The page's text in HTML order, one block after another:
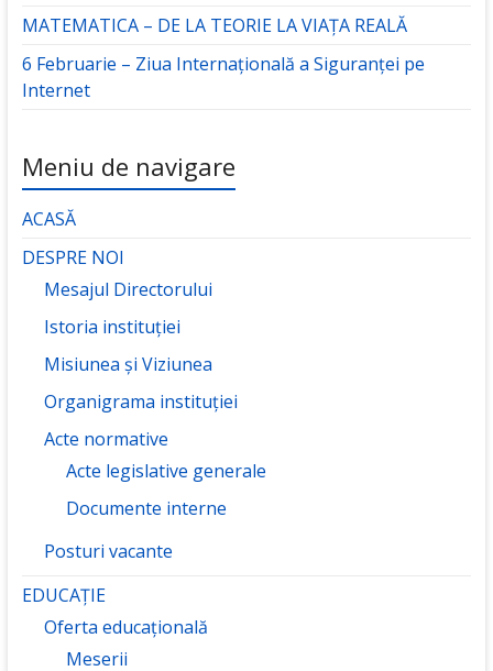
MATEMATICA – DE LA TEORIE LA VIAȚA REALĂ
6 Februarie – Ziua Internațională a Siguranței pe
Internet
Meniu de navigare
ACASĂ
DESPRE NOI
Mesajul Directorului
Istoria instituției
Misiunea și Viziunea
Organigrama instituției
Acte normative
Acte legislative generale
Documente interne
Posturi vacante
EDUCAȚIE
Oferta educațională
Meserii